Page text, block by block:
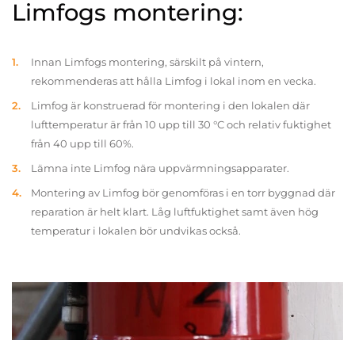
Limfogs montering:
Innan Limfogs montering, särskilt på vintern,
rekommenderas att hålla Limfog i lokal inom en vecka.
Limfog är konstruerad för montering i den lokalen där
lufttemperatur är från 10 upp till 30 °C och relativ fuktighet
från 40 upp till 60%.
Lämna inte Limfog nära uppvärmningsapparater.
Montering av Limfog bör genomföras i en torr byggnad där
reparation är helt klart. Låg luftfuktighet samt även hög
temperatur i lokalen bör undvikas också.